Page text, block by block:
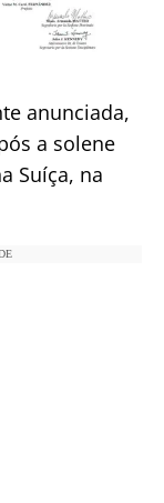
anunciada,
a solene
Suíça, na